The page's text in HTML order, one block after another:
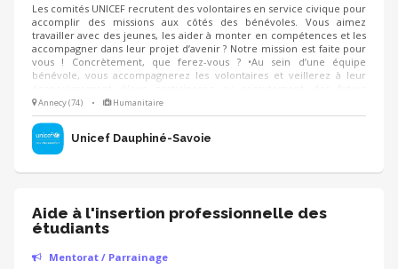
Les comités UNICEF recrutent des volontaires en service civique pour
accomplir des missions aux côtés des bénévoles. Vous aimez
travailler avec des jeunes, les aider à monter en compétences et les
accompagner dans leur projet d’avenir ? Notre mission est faite pour
vous ! Concrètement, que ferez-vous ? •Au sein d’une équipe
bénévole, vous accompagnerez les volontaires et veillerez à leur
volontaires •Vous participerez à leur accueil au sein de l’équipe
bénévole locale pour faciliter leur intégration •Vous organiserez un
suivi régulier de leur activité et de leurs missions •Vous les aiderez à
construire leur projet d'avenir
Annecy (74) • Humanitaire
Unicef Dauphiné-Savoie
Aide à l'insertion professionnelle des
étudiants
Mentorat / Parrainage